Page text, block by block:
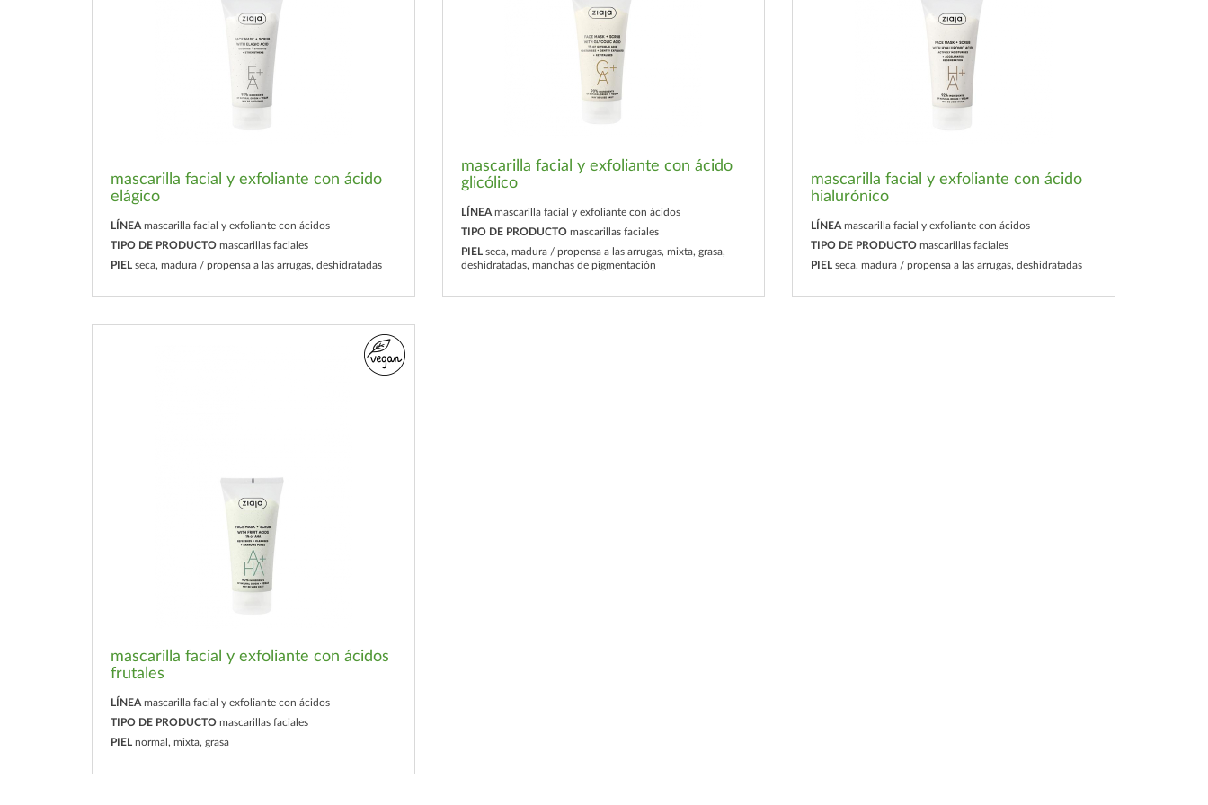
mascarilla facial y exfoliante con ácido
elágico
LÍNEA mascarilla facial y exfoliante con ácidos
TIPO DE PRODUCTO mascarillas faciales
PIEL seca, madura / propensa a las arrugas, deshidratadas
mascarilla facial y exfoliante con ácido
glicólico
LÍNEA mascarilla facial y exfoliante con ácidos
TIPO DE PRODUCTO mascarillas faciales
PIEL seca, madura / propensa a las arrugas, mixta, grasa,
deshidratadas, manchas de pigmentación
mascarilla facial y exfoliante con ácido
hialurónico
LÍNEA mascarilla facial y exfoliante con ácidos
TIPO DE PRODUCTO mascarillas faciales
PIEL seca, madura / propensa a las arrugas, deshidratadas
mascarilla facial y exfoliante con ácidos
frutales
LÍNEA mascarilla facial y exfoliante con ácidos
TIPO DE PRODUCTO mascarillas faciales
PIEL normal, mixta, grasa